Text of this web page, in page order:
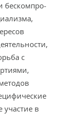
бескомпро­
с
в